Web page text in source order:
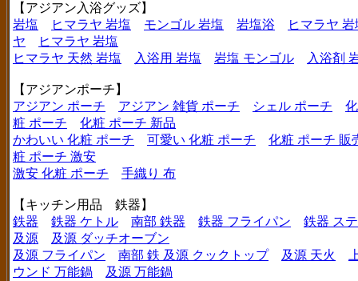
【アジアン入浴グッズ】
岩塩
ヒマラヤ 岩塩 モンゴル 岩塩 岩塩浴
ヒマラヤ
ヤ
ヒマラヤ 岩塩
ヒマラヤ 天然 岩塩
入浴用 岩塩 岩塩 モンゴル 入浴剤
【アジアンポーチ】
アジアン ポーチ
アジアン 雑貨 ポーチ シェル ポーチ
粧 ポーチ
化粧 ポーチ 新品
かわいい 化粧 ポーチ
可愛い 化粧 ポーチ
化粧 ポーチ 販
粧 ポーチ 激安
激安 化粧 ポーチ
手織り 布
【キッチン用品 鉄器】
鉄器
鉄器 ケトル 南部 鉄器 鉄器 フライパン
鉄器 ス
及源
及源 ダッチオーブン
及源 フライパン
南部 鉄 及源 クックトップ 及源 天火
ウンド 万能鍋
及源 万能鍋